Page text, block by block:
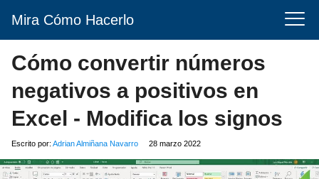
Mira Cómo Hacerlo
Cómo convertir números
negativos a positivos en
Excel - Modifica los signos
Escrito por: Adrian Almiñana Navarro 28 marzo 2022